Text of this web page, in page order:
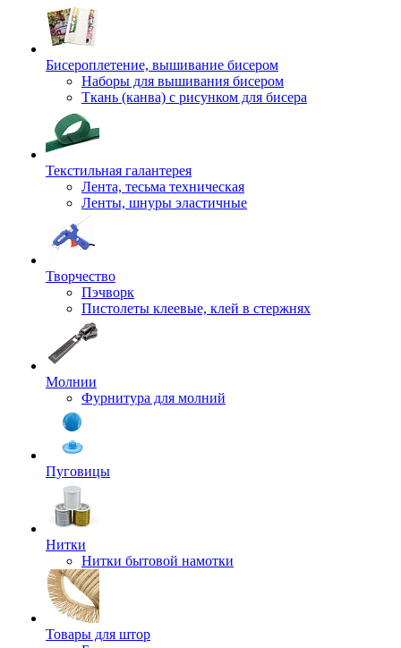
Бисероплетение, вышивание бисером
Наборы для вышивания бисером
Ткань (канва) с рисунком для бисера
Текстильная галантерея
Лента, тесьма техническая
Ленты, шнуры эластичные
Творчество
Пэчворк
Пистолеты клеевые, клей в стержнях
Молнии
Фурнитура для молний
Пуговицы
Нитки
Нитки бытовой намотки
Товары для штор